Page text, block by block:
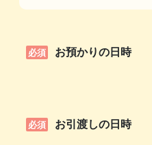
必須 お預かりの日時
必須 お引渡しの日時